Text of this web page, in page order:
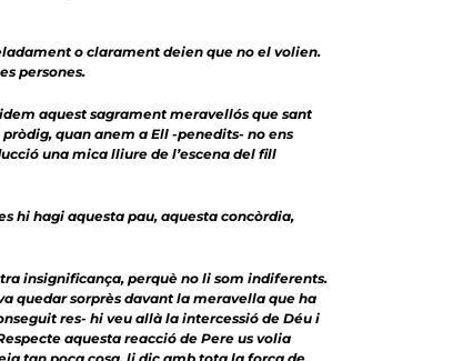
o clarament deien que no el volien.
persones.
aquest sagrament meravellós que sant
quan anem a Ell -penedits- no ens
una mica lliure de l’escena del fill
hi hagi aquesta pau, aquesta concòrdia,
insignificança, perquè no li som indiferents.
quedar sorprès davant la meravella que ha
res- hi veu allà la intercessió de Déu i
aquesta reacció de Pere us volia